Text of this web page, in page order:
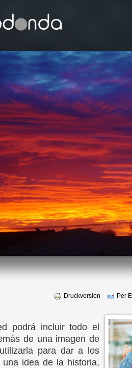
Druckversion Per
podrá incluir todo el
de una imagen de
para dar a los
idea de la historia,